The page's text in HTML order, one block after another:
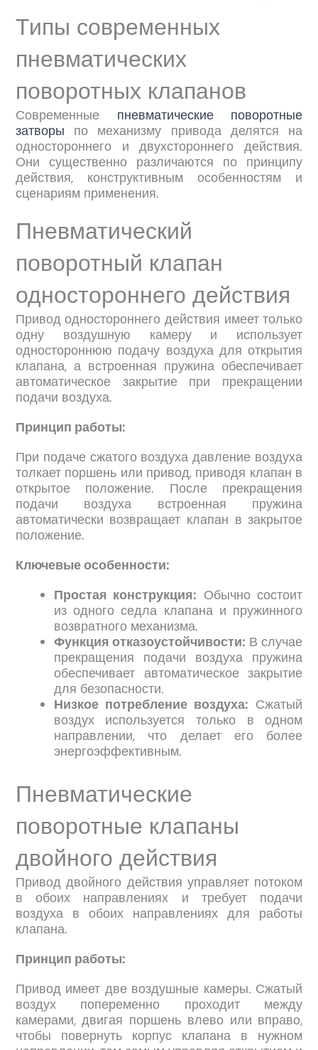
Типы современных
пневматических
поворотных клапанов
Современные пневматические поворотные
затворы по механизму привода делятся на
одностороннего и двухстороннего действия.
Они существенно различаются по принципу
действия, конструктивным особенностям и
сценариям применения.
Пневматический
поворотный клапан
одностороннего действия
Привод одностороннего действия имеет только
одну воздушную камеру и использует
одностороннюю подачу воздуха для открытия
клапана, а встроенная пружина обеспечивает
автоматическое закрытие при прекращении
подачи воздуха.
Принцип работы:
При подаче сжатого воздуха давление воздуха
толкает поршень или привод, приводя клапан в
открытое положение. После прекращения
подачи воздуха встроенная пружина
автоматически возвращает клапан в закрытое
положение.
Ключевые особенности:
Простая конструкция: Обычно состоит
из одного седла клапана и пружинного
возвратного механизма.
Функция отказоустойчивости: В случае
прекращения подачи воздуха пружина
обеспечивает автоматическое закрытие
для безопасности.
Низкое потребление воздуха: Сжатый
воздух используется только в одном
направлении, что делает его более
энергоэффективным.
Пневматические
поворотные клапаны
двойного действия
Привод двойного действия управляет потоком
в обоих направлениях и требует подачи
воздуха в обоих направлениях для работы
клапана.
Принцип работы:
Привод имеет две воздушные камеры. Сжатый
воздух попеременно проходит между
камерами, двигая поршень влево или вправо,
чтобы повернуть корпус клапана в нужном